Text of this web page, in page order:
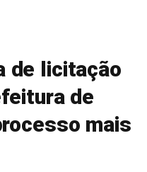
de licitação
de
mais